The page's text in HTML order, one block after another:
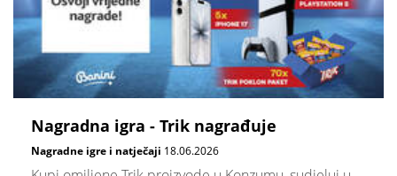
Nagradna igra - Trik nagrađuje
Nagradne igre i natječaji 18.06.2026